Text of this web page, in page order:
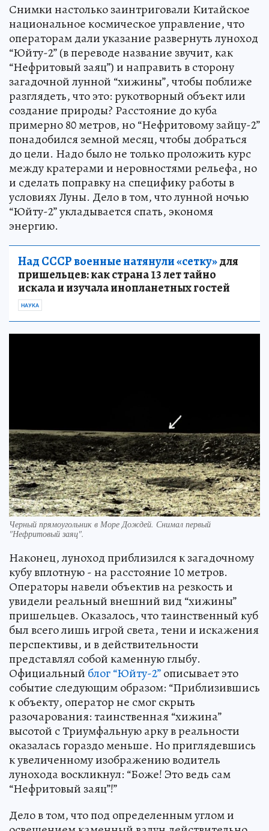
Снимки настолько заинтриговали Китайское
национальное космическое управление, что
операторам дали указание развернуть луноход
“Юйту-2” (в переводе название звучит, как
“Нефритовый заяц”) и направить в сторону
загадочной лунной “хижины”, чтобы поближе
разглядеть, что это: рукотворный объект или
создание природы? Расстояние до куба
примерно 80 метров, но “Нефритовому зайцу-2”
понадобился земной месяц, чтобы добраться
до цели. Надо было не только проложить курс
между кратерами и неровностями рельефа, но
и сделать поправку на специфику работы в
условиях Луны. Дело в том, что лунной ночью
“Юйту-2” укладывается спать, экономя
энергию.
Над СССР военные натянули «сетку»для
пришельцев: как страна 13 лет тайно
искала и изучала инопланетных гостей
НАУКА
Черный прямоугольник в Море Дождей. Снимал первый
"Нефритовый заяц".
Наконец, луноход приблизился к загадочному
кубу вплотную - на расстояние 10 метров.
Операторы навели объектив на резкость и
увидели реальный внешний вид “хижины”
пришельцев. Оказалось, что таинственный куб
был всего лишь игрой света, тени и искажения
перспективы, и в действительности
представлял собой каменную глыбу.
Официальный блог “Юйту-2”описывает это
событие следующим образом: “Приблизившись
к объекту, оператор не смог скрыть
разочарования: таинственная “хижина”
высотой с Триумфальную арку в реальности
оказалась гораздо меньше. Но приглядевшись
к увеличенному изображению водитель
лунохода воскликнул: “Боже! Это ведь сам
“Нефритовый заяц”!”
Дело в том, что под определенным углом и